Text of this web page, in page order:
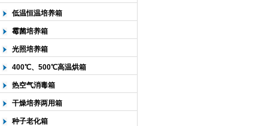
低温恒温培养箱
霉菌培养箱
光照培养箱
400℃、500℃高温烘箱
热空气消毒箱
干燥培养两用箱
种子老化箱